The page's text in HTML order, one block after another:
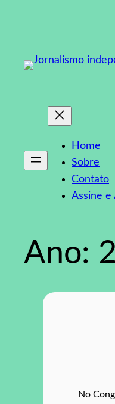
conteúdo
Home
Sobre
Contato
Assine e
Ano:
No